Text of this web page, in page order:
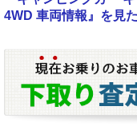
4WD 車両情報』を見た